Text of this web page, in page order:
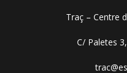
Traç – Centre
C/ Paletes